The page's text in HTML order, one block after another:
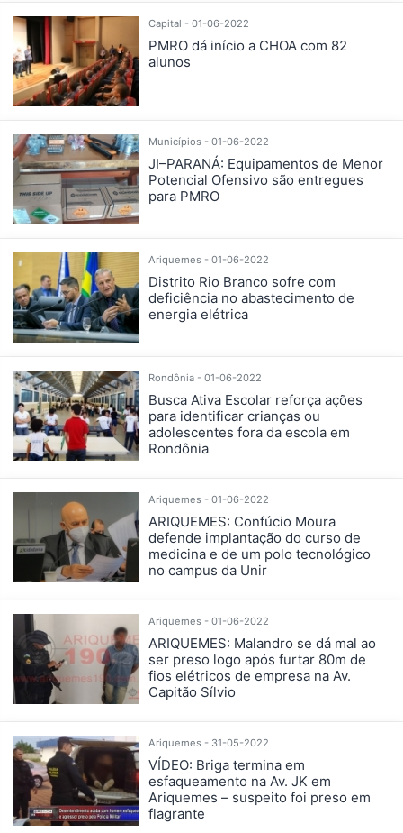
Capital - 01-06-2022
PMRO dá início a CHOA com 82
alunos
Municípios - 01-06-2022
JI–PARANÁ: Equipamentos de Menor
Potencial Ofensivo são entregues
para PMRO
Ariquemes - 01-06-2022
Distrito Rio Branco sofre com
deficiência no abastecimento de
energia elétrica
Rondônia - 01-06-2022
Busca Ativa Escolar reforça ações
para identificar crianças ou
adolescentes fora da escola em
Rondônia
Ariquemes - 01-06-2022
ARIQUEMES: Confúcio Moura
defende implantação do curso de
medicina e de um polo tecnológico
no campus da Unir
Ariquemes - 01-06-2022
ARIQUEMES: Malandro se dá mal ao
ser preso logo após furtar 80m de
fios elétricos de empresa na Av.
Capitão Sílvio
Ariquemes - 31-05-2022
VÍDEO: Briga termina em
esfaqueamento na Av. JK em
Ariquemes – suspeito foi preso em
flagrante